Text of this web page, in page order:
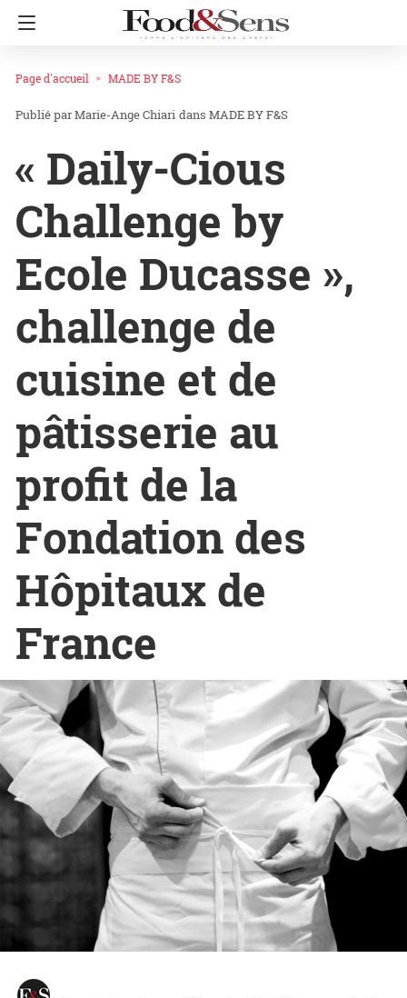
Page d'accueil MADE BY F&S
Marie-Ange Chiari dans MADE BY F&S
« Daily-Cious
Challenge by
Ecole Ducasse »,
challenge de
cuisine et de
pâtisserie au
profit de la
Fondation des
Hôpitaux de
France